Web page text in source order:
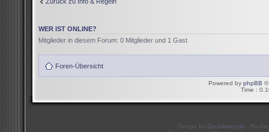
WER IST ONLINE?
Mitglieder in diesem Forum: 0 Mitglieder und 1 Gast
Foren-Übersicht
Powered by phpBB ©
Time :
Design by Doublekey.de - Re-